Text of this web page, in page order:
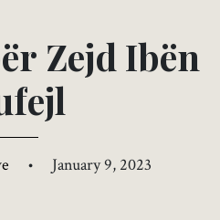
ër Zejd Ibën
fejl
• January 9, 2023